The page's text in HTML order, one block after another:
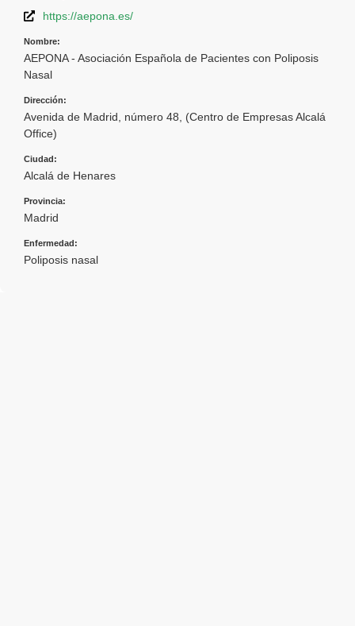
https://aepona.es/
Nombre:
AEPONA - Asociación Española de Pacientes con Poliposis
Nasal
Dirección:
Avenida de Madrid, número 48, (Centro de Empresas Alcalá
Office)
Ciudad:
Alcalá de Henares
Provincia:
Madrid
Enfermedad:
Poliposis nasal